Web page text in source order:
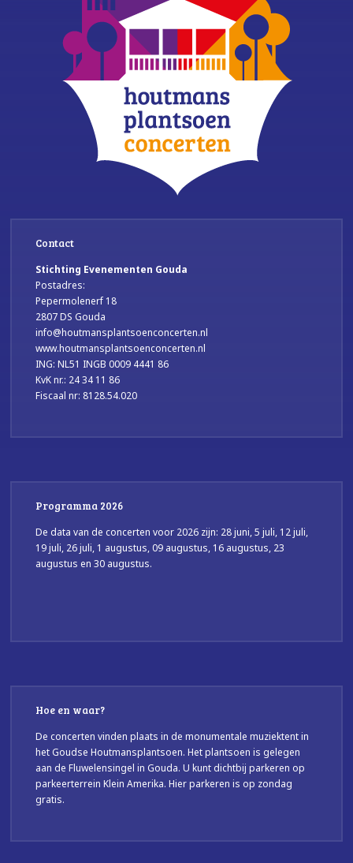
Contact
Stichting Evenementen Gouda
Postadres:
Pepermolenerf 18
2807 DS Gouda
info@houtmansplantsoenconcerten.nl
www.houtmansplantsoenconcerten.nl
ING: NL51 INGB 0009 4441 86
KvK nr.: 24 34 11 86
Fiscaal nr: 8128.54.020
Programma 2026
De data van de concerten voor 2026 zijn: 28 juni, 5 juli, 12 juli,
19 juli, 26 juli, 1 augustus, 09 augustus, 16 augustus, 23
augustus en 30 augustus.
Hoe en waar?
De concerten vinden plaats in de monumentale muziektent in
het Goudse Houtmansplantsoen. Het plantsoen is gelegen
aan de Fluwelensingel in Gouda. U kunt dichtbij parkeren op
parkeerterrein Klein Amerika. Hier parkeren is op zondag
gratis.